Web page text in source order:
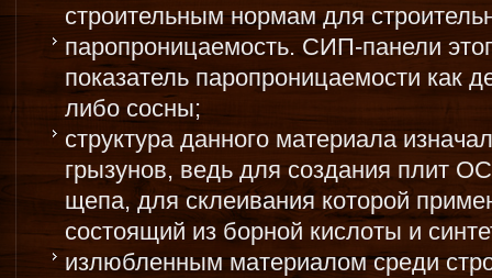
строительным нормам для
паропроницаемость. СИП-панели
показатель паропроницаемости как
либо сосны;
структура данного материала
грызунов, ведь для создания плит
щепа, для склеивания которой
состоящий из борной кислоты и
излюбленным материалом среди